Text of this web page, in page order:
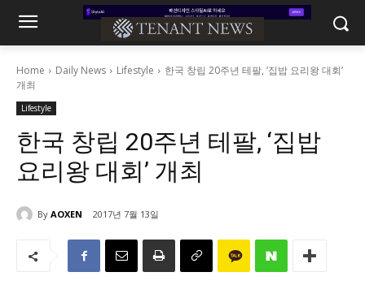
Home Daily News Lifestyle
한국 창립 20주년 테팔, ‘집밥 요리왕 대회’
개최
Lifestyle
한국 창립 20주년 테팔, ‘집밥
요리왕 대회’ 개최
By AOXEN 2017년 7월 13일